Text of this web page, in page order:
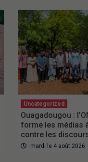
Uncategorized
Ouagadougou :
forme les médias
contre les
mardi le 4 août 2026